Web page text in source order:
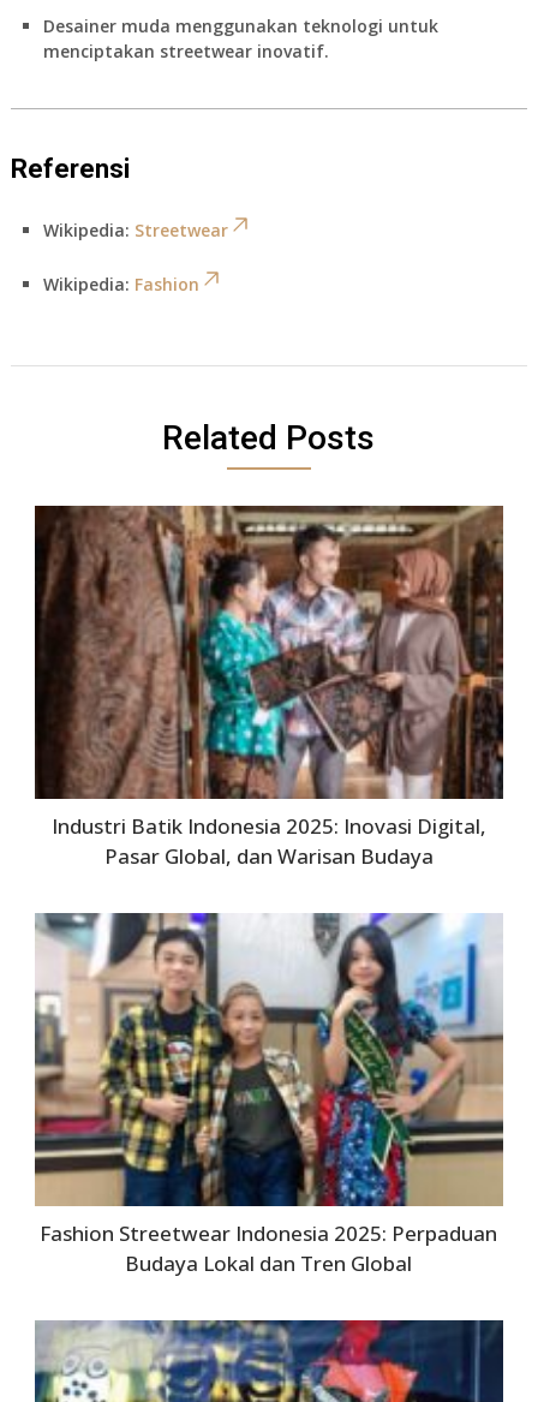
Desainer muda menggunakan teknologi untuk
menciptakan streetwear inovatif.
Referensi
Wikipedia: Streetwear
Wikipedia: Fashion
Related Posts
Industri Batik Indonesia 2025: Inovasi Digital,
Pasar Global, dan Warisan Budaya
Fashion Streetwear Indonesia 2025: Perpaduan
Budaya Lokal dan Tren Global